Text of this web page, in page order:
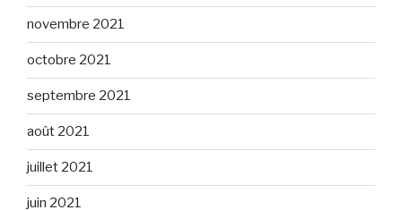
novembre 2021
octobre 2021
septembre 2021
août 2021
juillet 2021
juin 2021